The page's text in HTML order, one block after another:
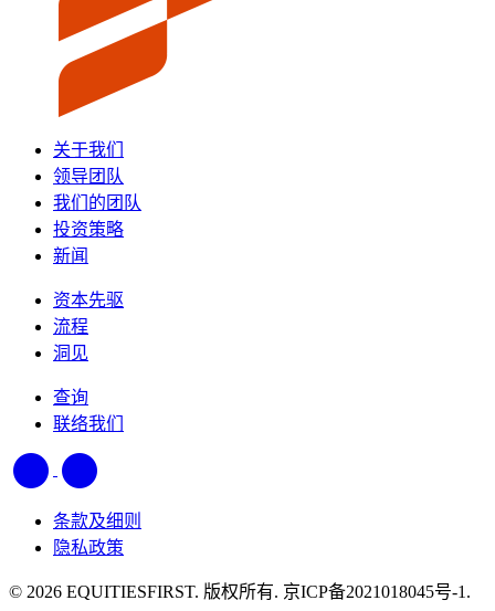
关于我们
领导团队
我们的团队
投资策略
新闻
资本先驱
流程
洞见
查询
联络我们
条款及细则
隐私政策
© 2026 EQUITIESFIRST. 版权所有. 京ICP备2021018045号-1.